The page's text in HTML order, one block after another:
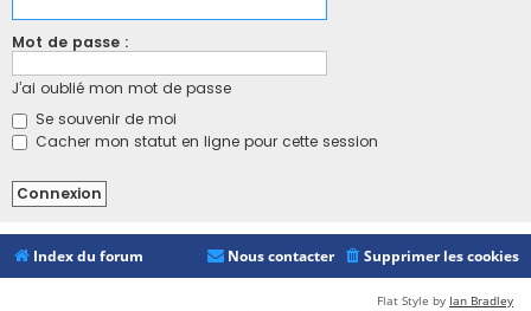
Mot de passe :
J’ai oublié mon mot de passe
Se souvenir de moi
Cacher mon statut en ligne pour cette session
Index du forum Supprimer les cookies
Nous contacter
Flat Style by Ian Bradley